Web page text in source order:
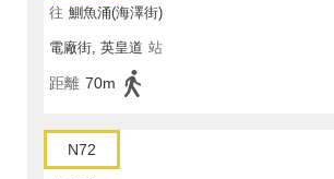
往 鰂魚涌(海澤街)
電廠街, 英皇道 站
距離 70m
N72